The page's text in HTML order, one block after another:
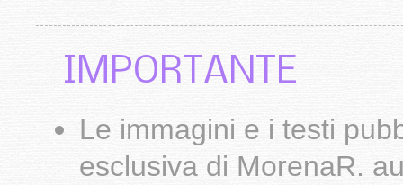
IMPORTANTE
Le immagini e i testi
esclusiva di MorenaR.